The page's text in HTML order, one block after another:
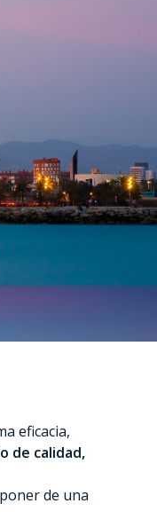
eficacia,
de calidad,
de una